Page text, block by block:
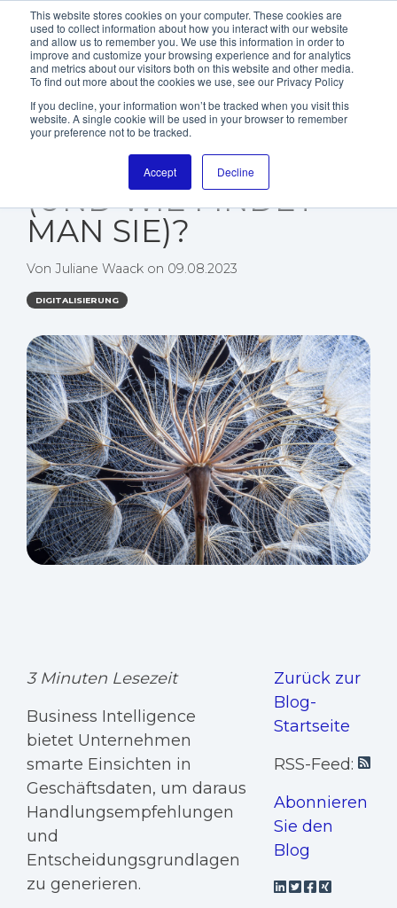
This website stores cookies on your computer. These cookies are
used to collect information about how you interact with our website
and allow us to remember you. We use this information in order to
improve and customize your browsing experience and for analytics
and metrics about our visitors both on this website and other media.
To find out more about the cookies we use, see our Privacy Policy
If you decline, your information won’t be tracked when you visit this
website. A single cookie will be used in your browser to remember
your preference not to be tracked.
Accept Decline
WAS KANN EINE
GUTE BI-LÖSUNG
(UND WIE FINDET
MAN SIE)?
Von Juliane Waack on 09.08.2023
DIGITALISIERUNG
3 Minuten Lesezeit
Business Intelligence
bietet Unternehmen
smarte Einsichten in
Geschäftsdaten, um daraus
Handlungsempfehlungen
und
Entscheidungsgrundlagen
zu generieren.
Zurück zur
Blog-
Startseite
RSS-Feed:
Abonnieren
Sie den
Blog